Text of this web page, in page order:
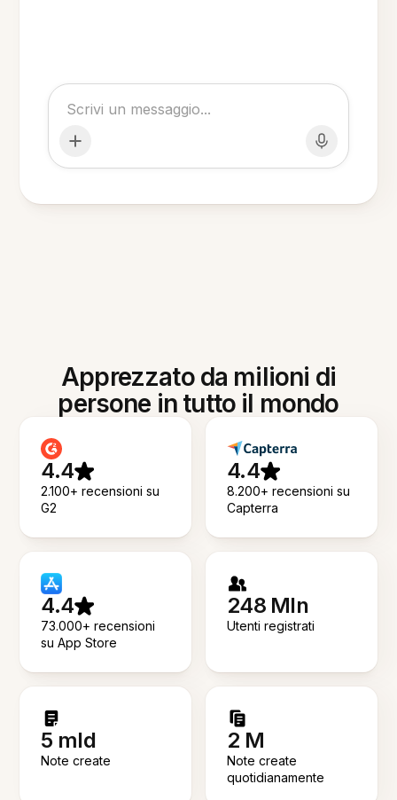
Apprezzato da milioni di
persone in tutto il mondo
4.4
2.100+ recensioni su
G2
4.4
8.200+ recensioni su
Capterra
4.4
73.000+ recensioni
su App Store
248 Mln
Utenti registrati
5 mld
Note create
2 M
Note create
quotidianamente